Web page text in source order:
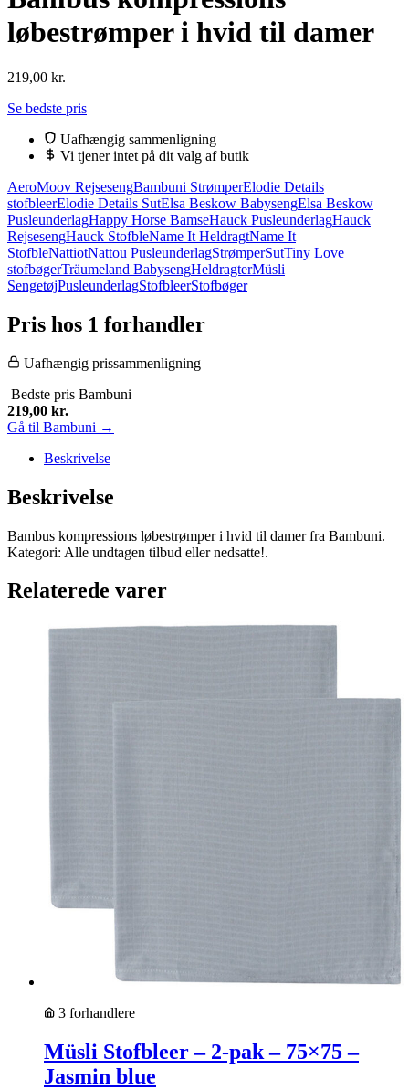
løbestrømper i hvid til damer
219,00 kr.
Se bedste pris
Uafhængig sammenligning
Vi tjener intet på dit valg af butik
AeroMoov RejsesengBambuni StrømperElodie Details
stofbleerElodie Details SutElsa Beskow BabysengElsa Beskow
PusleunderlagHappy Horse BamseHauck PusleunderlagHauck
RejsesengHauck StofbleName It HeldragtName It
StofbleNattiotNattou PusleunderlagStrømperSutTiny Love
stofbøgerTräumeland BabysengHeldragterMüsli
SengetøjPusleunderlagStofbleerStofbøger
Pris hos 1 forhandler
Uafhængig prissammenligning
Bedste pris Bambuni
219,00 kr.
Gå til Bambuni →
Beskrivelse
Beskrivelse
Bambus kompressions løbestrømper i hvid til damer fra Bambuni.
Kategori: Alle undtagen tilbud eller nedsatte!.
Relaterede varer
3 forhandlere
Müsli Stofbleer – 2-pak – 75×75 –
Jasmin blue